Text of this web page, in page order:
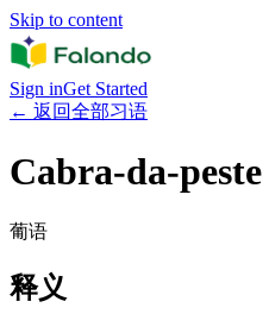
Skip to content
Sign inGet Started
← 返回全部习语
Cabra-da-peste
葡语
释义